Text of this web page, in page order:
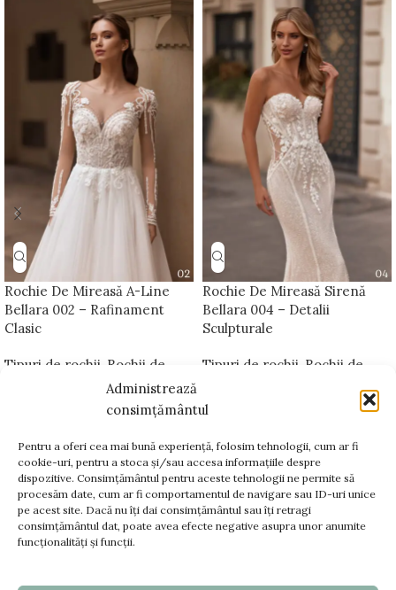
Administrează
consimțământul
Pentru a oferi cea mai bună experiență, folosim tehnologii, cum ar fi
cookie-uri, pentru a stoca și/sau accesa informațiile despre
dispozitive. Consimțământul pentru aceste tehnologii ne permite să
procesăm date, cum ar fi comportamentul de navigare sau ID-uri unice
pe acest site. Dacă nu îți dai consimțământul sau îți retragi
consimțământul dat, poate avea efecte negative asupra unor anumite
funcționalități și funcții.
Rochie De Mireasă A-Line
Bellara 002 – Rafinament
Clasic
Tipuri de rochii Rochii de
Bellara
Rochie De Mireasă Sirenă
Bellara 004 – Detalii
Sculpturale
Tipuri de rochii Rochii de
detașabile pentru rochii de
mireasă
www.bellara.ro;
www.voalurimirese.ro;
+40 725 866 666
contact@bellara.ro